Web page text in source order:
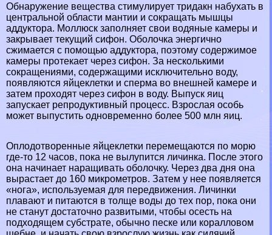
Обнаружение вещества стимулирует тридакн набухать в
центральной области мантии и сокращать мышцы
аддуктора. Моллюск заполняет свои водяные камеры и
закрывает текущий сифон. Оболочка энергично
сжимается с помощью аддуктора, поэтому содержимое
камеры протекает через сифон. За несколькими
сокращениями, содержащими исключительно воду,
появляются яйцеклетки и cпepма во внешней камере и
затем проходят через сифон в воду. Выпуск яиц
запускает репродуктивный процесс. Взрослая особь
может выпустить одновременно более 500 млн яиц.
Оплодотворенные яйцеклетки перемещаются по морю
где-то 12 часов, пока не вылупится личинка. После этого
она начинает наращивать оболочку. Через два дня она
вырастает до 160 микрометров. Затем у нее появляется
«нога», используемая для передвижения. Личинки
плавают и питаются в толще воды до тех пор, пока они
не станут достаточно развитыми, чтобы осесть на
подходящем субстрате, обычно песке или коралловом